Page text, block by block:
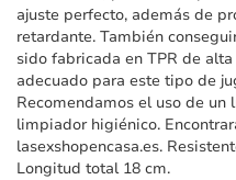
ajuste perfecto, además de
retardante. También
sido fabricada en TPR de
adecuado para este tipo de
Recomendamos el uso de un
limpiador higiénico.
lasexshopencasa.es.
Longitud total 18 cm.